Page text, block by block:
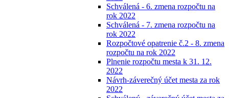
Schválená - 6. zmena rozpočtu na
rok 2022
Schválená - 7. zmena rozpočtu na
rok 2022
Rozpočtové opatrenie č.2 - 8. zmena
rozpočtu na rok 2022
Plnenie rozpočtu mesta k 31. 12.
2022
Návrh-záverečný účet mesta za rok
2022